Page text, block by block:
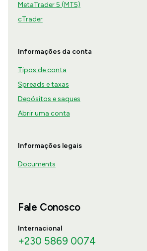
MetaTrader 5 (MT5)
cTrader
Informações da conta
Tipos de conta
Spreads e taxas
Depósitos e saques
Abrir uma conta
Informações legais
Documents
Fale Conosco
Internacional
+230 5869 0074